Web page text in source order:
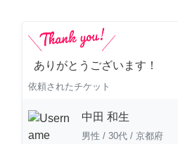
ありがとうございます！
依頼されたチケット
中田 和生
男性 / 30代 / 京都府